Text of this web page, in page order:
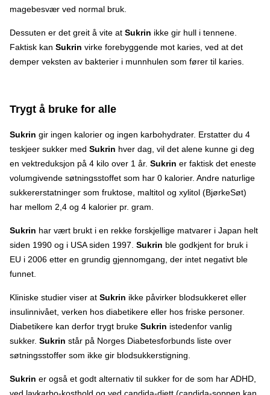
magebesvær ved normal bruk.
Dessuten er det greit å vite at Sukrin ikke gir hull i tennene.
Faktisk kan Sukrin virke forebyggende mot karies, ved at det
demper veksten av bakterier i munnhulen som fører til karies.
Trygt å bruke for alle
Sukrin gir ingen kalorier og ingen karbohydrater. Erstatter du 4
teskjeer sukker med Sukrin hver dag, vil det alene kunne gi deg
en vektreduksjon på 4 kilo over 1 år. Sukrin er faktisk det eneste
volumgivende søtningsstoffet som har 0 kalorier. Andre naturlige
sukkererstatninger som fruktose, maltitol og xylitol (BjørkeSøt)
har mellom 2,4 og 4 kalorier pr. gram.
Sukrin har vært brukt i en rekke forskjellige matvarer i Japan helt
siden 1990 og i USA siden 1997. Sukrin ble godkjent for bruk i
EU i 2006 etter en grundig gjennomgang, der intet negativt ble
funnet.
Kliniske studier viser at Sukrin ikke påvirker blodsukkeret eller
insulinnivået, verken hos diabetikere eller hos friske personer.
Diabetikere kan derfor trygt bruke Sukrin istedenfor vanlig
sukker. Sukrin står på Norges Diabetesforbunds liste over
søtningsstoffer som ikke gir blodsukkerstigning.
Sukrin er også et godt alternativ til sukker for de som har ADHD,